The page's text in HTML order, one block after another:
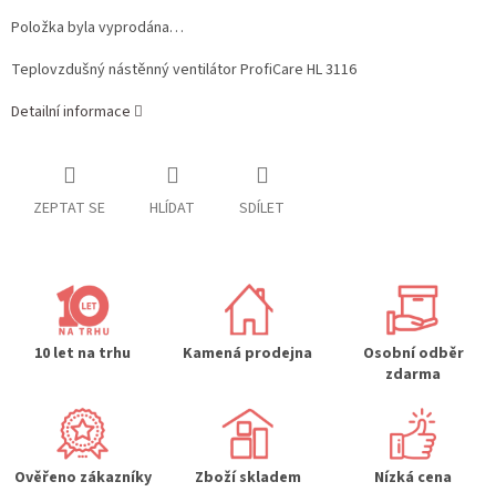
Položka byla vyprodána…
Teplovzdušný nástěnný ventilátor ProfiCare HL 3116
Detailní informace
ZEPTAT SE HLÍDAT SDÍLET
10 let na trhu Kamená prodejna
Osobní odběr
zdarma
Ověřeno zákazníky Zboží skladem Nízká cena